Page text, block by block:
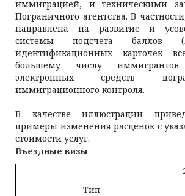
иммиграцией, и техническими
Пограничного агентства. В
направлена на развитие и
системы подсчета баллов
идентификационных карточек
большему числу
электронных средств
иммиграционного контроля.
В качестве иллюстрации
примеры изменения расценок с
стоимости услуг.
Въездные визы
Тип